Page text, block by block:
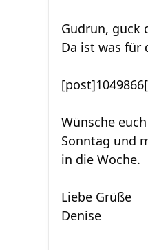
Gudrun, guck
Da ist was für
Wünsche
Sonntag und
in die Woche.
Liebe Grüße
Denise